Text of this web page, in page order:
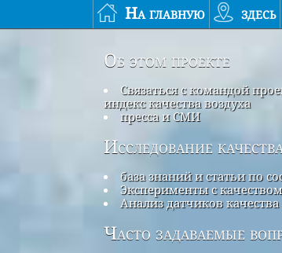
На главную здесь
Об этом проекте
Связаться с командой
индекс качества воздуха
пресса и СМИ
Исследование
база знаний и статьи по
Эксперименты с
Анализ датчиков качества
Часто задаваемые